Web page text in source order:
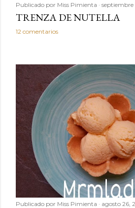
Publicado por Miss Pimienta septiembre
TRENZA DE NUTELLA
12 comentarios
Publicado por Miss Pimienta agosto 26,